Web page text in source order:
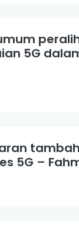
5G
5G –